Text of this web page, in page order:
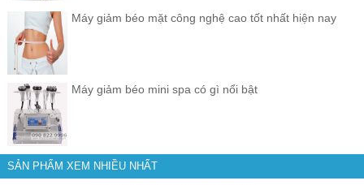
Máy giảm béo mặt công nghệ cao tốt nhất hiện nay
Máy giảm béo mini spa có gì nổi bật
SẢN PHẨM XEM NHIỀU NHẤT